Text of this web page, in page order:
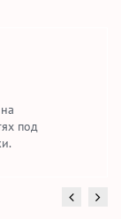
под